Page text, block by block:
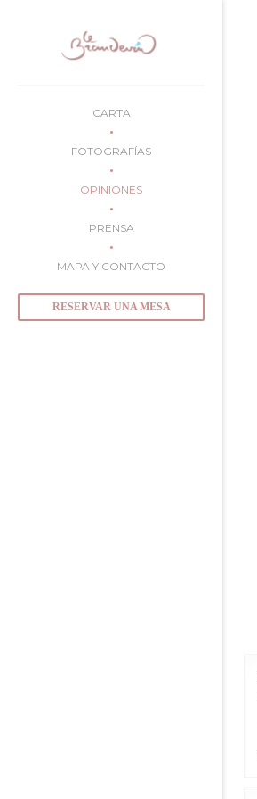
CARTA
FOTOGRAFÍAS
OPINIONES
PRENSA
MAPA Y CONTACTO
RESERVAR UNA MESA